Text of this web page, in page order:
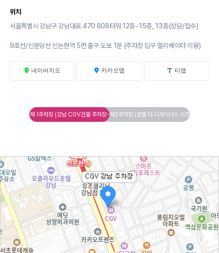
위치
서울특별시 강남구 강남대로 470 808타워 12층~15층, 13층(상담/접수)
9호선/신분당선 신논현역 5번 출구 도보 1분 (주차장 입구 엘리베이터 이용)
네이버지도 카카오맵 티맵
제 1주차장 (강남 CGV건물 주차장-제2주차장 (호텔 더 디자이너스 리즈